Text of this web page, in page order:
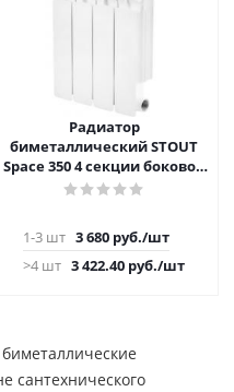
Радиатор
биметаллический STOUT
Space 350 4 секции боковое
подключение
1-3 шт 3 680 руб./шт
>4 шт 3 422.40 руб./шт
сантехнического